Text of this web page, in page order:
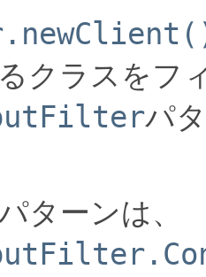
クラスをフ
パ
ターンは、